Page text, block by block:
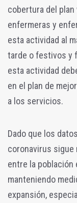
cobertura del
enfermeras y
esta actividad al
tarde o festivos y
esta actividad
en el plan de
a los servicios.
Dado que los
coronavirus
entre la población
manteniendo
expansión,